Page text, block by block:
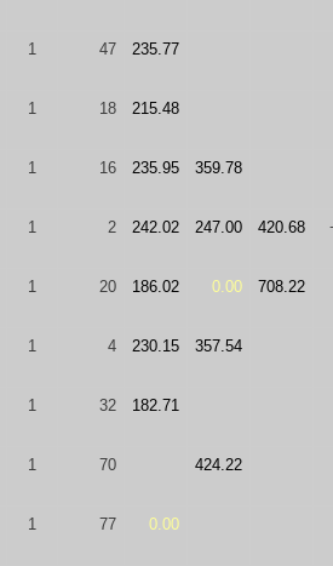
1 47 235.77
1 18 215.48
1 16 235.95 359.78
1 2 242.02 247.00 420.68
1 20 186.02 0.00 708.22
1 4 230.15 357.54
1 32 182.71
1 70 424.22
1 77 0.00